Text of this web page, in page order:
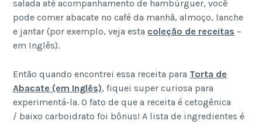
salada até acompanhamento de hambúrguer, você
pode comer abacate no café da manhã, almoço, lanche
e jantar (por exemplo, veja esta coleção de receitas –
em Inglês).
Então quando encontrei essa receita para Torta de
Abacate (em Inglês), fiquei super curiosa para
experimentá-la. O fato de que a receita é cetogênica
/ baixo carboidrato foi bônus! A lista de ingredientes é